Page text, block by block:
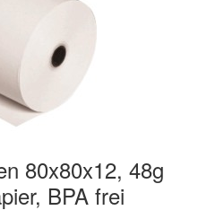
80x80x12, 48g
BPA frei